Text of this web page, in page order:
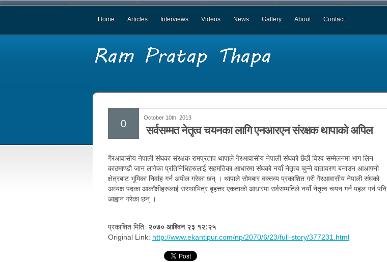
Home Articles Interviews Videos News Gallery About Contact
October 10th, 2013
सर्वसम्मत नेतृत्व चयनका लागि एनआरएन संरक्षक थापाको अपिल
0
गैरआवासीय नेपाली संघका संरक्षक रामप्रताप थापाले गैरआवासीय नेपाली संघको छैठौं विश्व सम्मेलनमा भाग लिन
काठमाण्डौ जान लागेका प्रतिनिधिहरुलाई सहमतिका आधारमा संघको नयाँ नेतृत्व चुन्ने वातावरण बनाउन आआफ्नो
क्षेत्रबाट भूमिका निर्वाह गर्न अपील गरेका छन् । थापाले सोमबार वक्तव्य प्रकाशित गरी गैरआवासीय नेपाली संघको
अध्यक्ष पदका आकाँक्षीहरुलाई संस्थाभित्र बृहत्तर एकताको आधारमा सर्वसम्मतिले नयाँ नेतृत्व चयन गर्न पहल गर्न पनि
आह्वान गरेका छन् ।
प्रकाशित मिति: २०७० आश्विन २३ १२:२५
Original Link: http://www.ekantipur.com/np/2070/6/23/full-story/377231.html